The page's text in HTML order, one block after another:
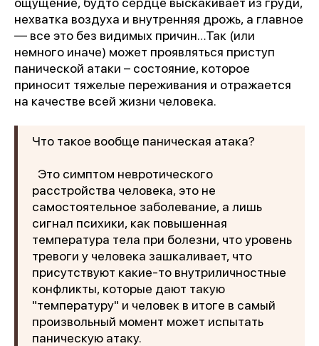
нехватка воздуха и внутренняя дрожь, а главное
— все это без видимых причин…Так (или
немного иначе) может проявляться приступ
панической атаки – состояние, которое
приносит тяжелые переживания и отражается
на качестве всей жизни человека.
Что такое вообще паническая атака?
Это симптом невротического
расстройства человека, это не
самостоятельное заболевание, а лишь
сигнал психики, как повышенная
температура тела при болезни, что уровень
тревоги у человека зашкаливает, что
присутствуют какие-то внутриличностные
конфликты, которые дают такую
"температуру" и человек в итоге в самый
произвольный момент может испытать
паническую атаку.